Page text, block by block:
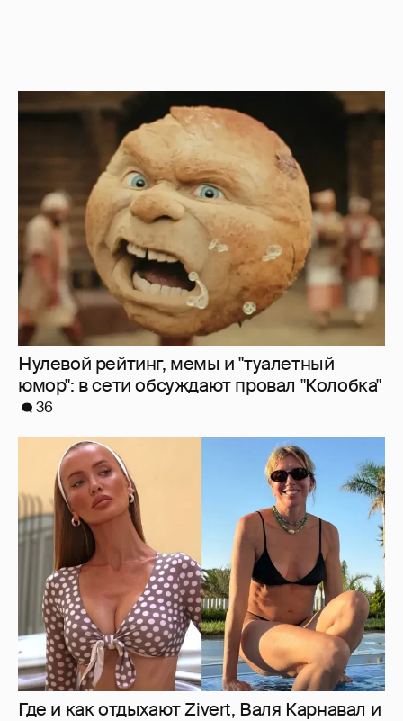
Нулевой рейтинг, мемы и "туалетный
юмор": в сети обсуждают провал "Колобка"
36